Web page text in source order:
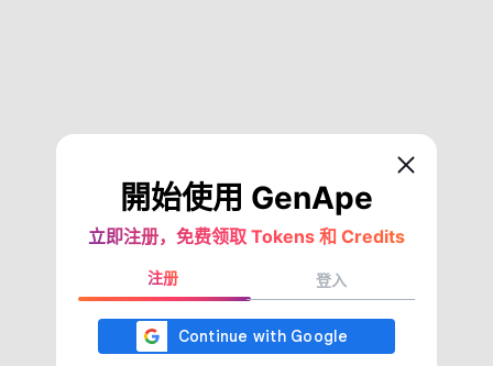
開始使用 GenApe
立即注册，免费领取 Tokens 和 Credits
注册 登入